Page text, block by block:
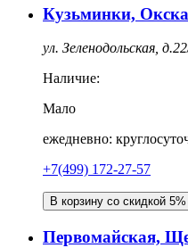
Кузьминки,
ул. Зеленодольская,
Наличие:
Мало
ежедневно:
+7(499) 172-27-57
В корзину со скидкой 5%
Первомайская,